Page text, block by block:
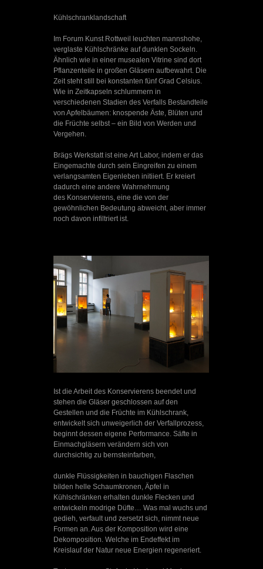
Kühlschranklandschaft
Im Forum Kunst Rottweil leuchten mannshohe,
verglaste Kühlschränke auf dunklen Sockeln.
Ähnlich wie in einer musealen Vitrine sind dort
Pflanzenteile in großen Gläsern aufbewahrt. Die
Zeit steht still bei konstanten fünf Grad Celsius.
Wie in Zeitkapseln schlummern in
verschiedenen Stadien des Verfalls Bestandteile
von Apfelbäumen: knospende Äste, Blüten und
die Früchte selbst – ein Bild von Werden und
Vergehen.
Brägs Werkstatt ist eine Art Labor, indem er das
Eingemachte durch sein Eingreifen zu einem
verlangsamten Eigenleben initiiert. Er kreiert
dadurch eine andere Wahrnehmung
des Konservierens, eine die von der
gewöhnlichen Bedeutung abweicht, aber immer
noch davon infiltriert ist.
Ist die Arbeit des Konservierens beendet und
stehen die Gläser geschlossen auf den
Gestellen und die Früchte im Kühlschrank,
entwickelt sich unweigerlich der Verfallprozess,
beginnt dessen eigene Performance. Säfte in
Einmachgläsern verändern sich von
durchsichtig zu bernsteinfarben,
dunkle Flüssigkeiten in bauchigen Flaschen
bilden helle Schaumkronen, Äpfel in
Kühlschränken erhalten dunkle Flecken und
entwickeln modrige Düfte… Was mal wuchs und
gedieh, verfault und zersetzt sich, nimmt neue
Formen an. Aus der Komposition wird eine
Dekomposition. Welche im Endeffekt im
Kreislauf der Natur neue Energien regeneriert.